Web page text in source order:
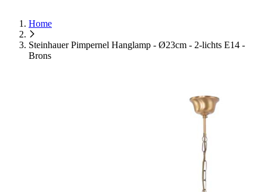
Home
Steinhauer Pimpernel Hanglamp - Ø23cm - 2-lichts E14 -
Brons